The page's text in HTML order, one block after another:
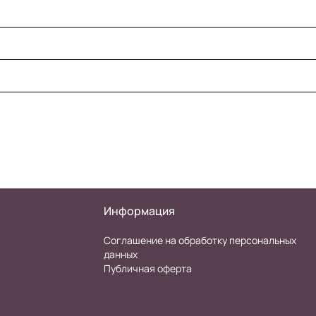
Информация
Соглашение на обработку персональных
данных
Публичная оферта